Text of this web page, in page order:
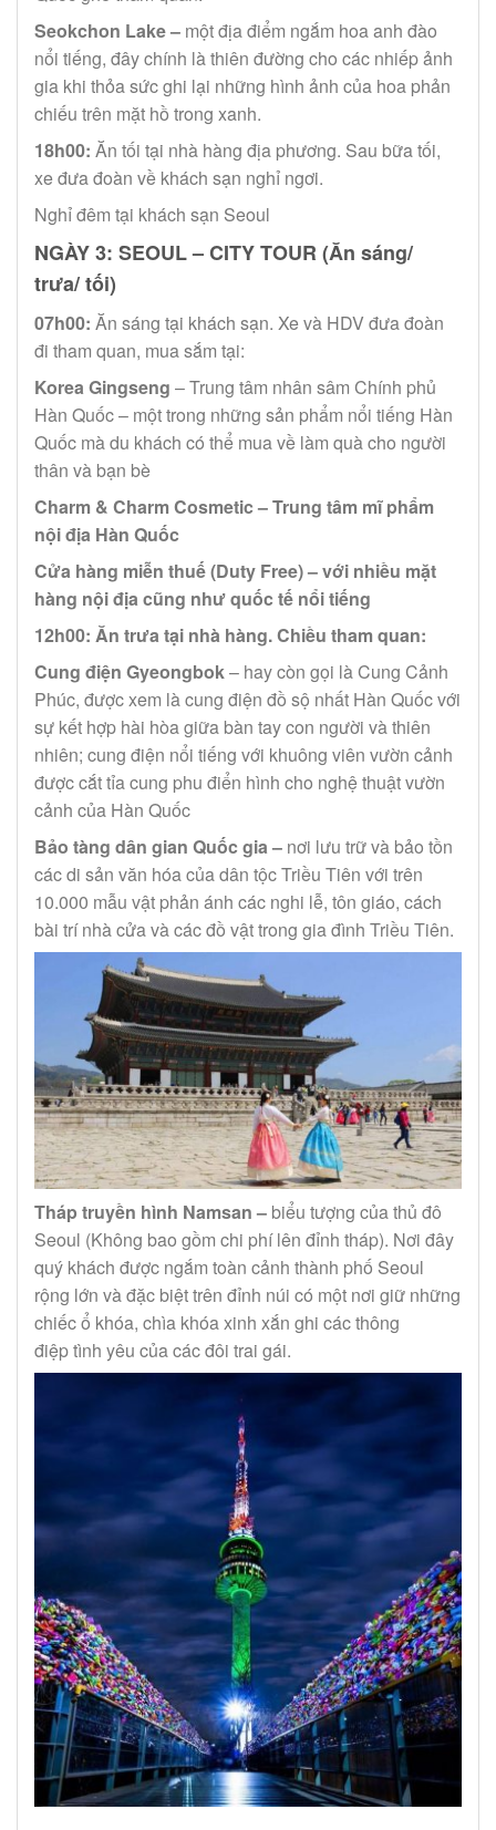
Seokchon Lake– một địa điểm ngắm hoa anh đào
nổi tiếng, đây chính là thiên đường cho các nhiếp ảnh
gia khi thỏa sức ghi lại những hình ảnh của hoa phản
chiếu trên mặt hồ trong xanh.
18h00: Ăn tối tại nhà hàng địa phương. Sau bữa tối,
xe đưa đoàn về khách sạn nghỉ ngơi.
Nghỉ đêm tại khách sạn Seoul
NGÀY 3: SEOUL – CITY TOUR (Ăn sáng/
trưa/ tối)
07h00: Ăn sáng tại khách sạn. Xe và HDV đưa đoàn
đi tham quan, mua sắm tại:
Korea Gingseng – Trung tâm nhân sâm Chính phủ
Hàn Quốc – một trong những sản phẩm nổi tiếng Hàn
Quốc mà du khách có thể mua về làm quà cho người
thân và bạn bè
Charm & Charm Cosmetic – Trung tâm mĩ phẩm
nội địa Hàn Quốc
Cửa hàng miễn thuế (Duty Free) – với nhiều mặt
hàng nội địa cũng như quốc tế nổi tiếng
12h00: Ăn trưa tại nhà hàng. Chiều tham quan:
Cung điện Gyeongbok– hay còn gọi là Cung Cảnh
Phúc, được xem là cung điện đồ sộ nhất Hàn Quốc với
sự kết hợp hài hòa giữa bàn tay con người và thiên
nhiên; cung điện nổi tiếng với khuông viên vườn cảnh
được cắt tỉa cung phu điển hình cho nghệ thuật vườn
cảnh của Hàn Quốc
Bảo tàng dân gian Quốc gia – nơi lưu trữ và bảo tồn
các di sản văn hóa của dân tộc Triều Tiên với trên
10.000 mẫu vật phản ánh các nghi lễ, tôn giáo, cách
bài trí nhà cửa và các đồ vật trong gia đình Triều Tiên.
Tháp truyền hình Namsan – biểu tượng của thủ đô
Seoul (Không bao gồm chi phí lên đỉnh tháp). Nơi đây
quý khách được ngắm toàn cảnh thành phố Seoul
rộng lớn và đặc biệt trên đỉnh núi có một nơi giữ những
chiếc ổ khóa, chìa khóa xinh xắn ghi các thông
điệp tình yêu của các đôi trai gái.